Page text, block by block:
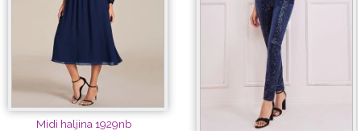
Midi haljina 1929nb